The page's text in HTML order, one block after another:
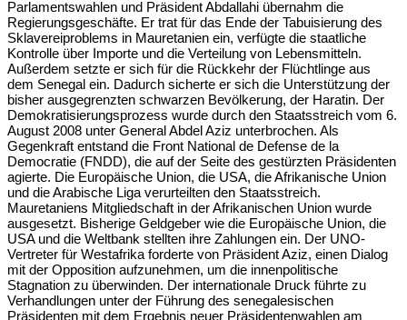
Parlamentswahlen und Präsident Abdallahi übernahm die
Regierungsgeschäfte. Er trat für das Ende der Tabuisierung des
Sklavereiproblems in Mauretanien ein, verfügte die staatliche
Kontrolle über Importe und die Verteilung von Lebensmitteln.
Außerdem setzte er sich für die Rückkehr der Flüchtlinge aus
dem Senegal ein. Dadurch sicherte er sich die Unterstützung der
bisher ausgegrenzten schwarzen Bevölkerung, der Haratin. Der
Demokratisierungsprozess wurde durch den Staatsstreich vom 6.
August 2008 unter General Abdel Aziz unterbrochen. Als
Gegenkraft entstand die Front National de Defense de la
Democratie (FNDD), die auf der Seite des gestürzten Präsidenten
agierte. Die Europäische Union, die USA, die Afrikanische Union
und die Arabische Liga verurteilten den Staatsstreich.
Mauretaniens Mitgliedschaft in der Afrikanischen Union wurde
ausgesetzt. Bisherige Geldgeber wie die Europäische Union, die
USA und die Weltbank stellten ihre Zahlungen ein. Der UNO-
Vertreter für Westafrika forderte von Präsident Aziz, einen Dialog
mit der Opposition aufzunehmen, um die innenpolitische
Stagnation zu überwinden. Der internationale Druck führte zu
Verhandlungen unter der Führung des senegalesischen
Präsidenten mit dem Ergebnis neuer Präsidentenwahlen am